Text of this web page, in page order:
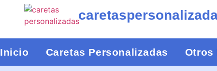
Inicio Caretas Personalizadas Otros